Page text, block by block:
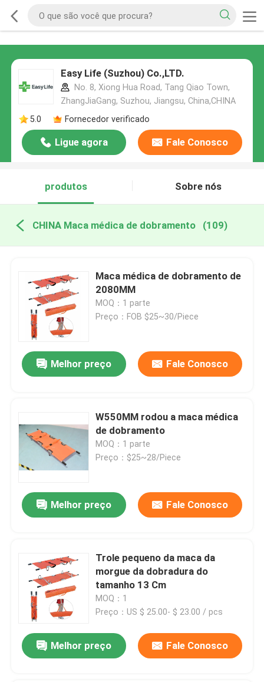
Easy Life (Suzhou) Co.,LTD.
No. 8, Xiong Hua Road, Tang Qiao Town,
ZhangJiaGang, Suzhou, Jiangsu, China,CHINA
5.0
Fornecedor verificado
Ligue agora Fale Conosco
produtos Sobre nós
CHINA Maca médica de dobramento (109)
Maca médica de dobramento de
2080MM
MOQ：1 parte
Preço：FOB $25~30/Piece
Melhor preço Fale Conosco
W550MM rodou a maca médica
de dobramento
MOQ：1 parte
Preço：$25~28/Piece
Melhor preço Fale Conosco
Trole pequeno da maca da
morgue da dobradura do
tamanho 13 Cm
MOQ：1
Preço：US $ 25.00- $ 23.00 / pcs
Melhor preço Fale Conosco